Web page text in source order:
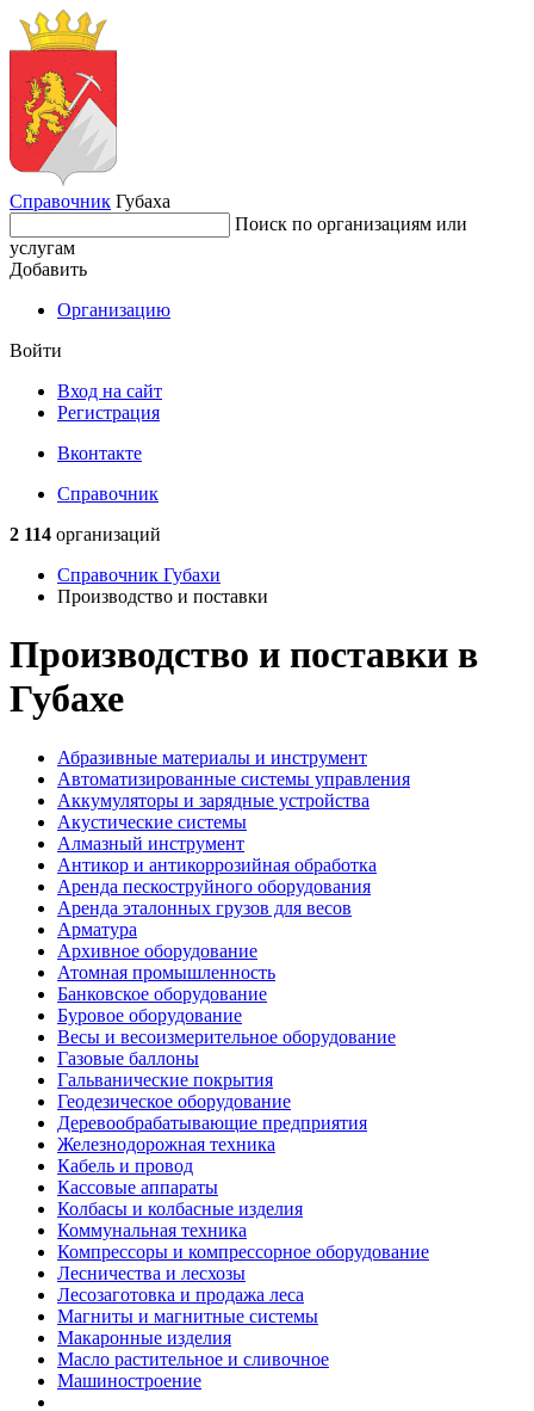
Справочник Губаха
Поиск по организациям или
услугам
Добавить
Организацию
Войти
Вход на сайт
Регистрация
Вконтакте
Справочник
2 114 организаций
Справочник Губахи
Производство и поставки
Производство и поставки в
Губахе
Абразивные материалы и инструмент
Автоматизированные системы управления
Аккумуляторы и зарядные устройства
Акустические системы
Алмазный инструмент
Антикор и антикоррозийная обработка
Аренда пескоструйного оборудования
Аренда эталонных грузов для весов
Арматура
Архивное оборудование
Атомная промышленность
Банковское оборудование
Буровое оборудование
Весы и весоизмерительное оборудование
Газовые баллоны
Гальванические покрытия
Геодезическое оборудование
Деревообрабатывающие предприятия
Железнодорожная техника
Кабель и провод
Кассовые аппараты
Колбасы и колбасные изделия
Коммунальная техника
Компрессоры и компрессорное оборудование
Лесничества и лесхозы
Лесозаготовка и продажа леса
Магниты и магнитные системы
Макаронные изделия
Масло растительное и сливочное
Машиностроение